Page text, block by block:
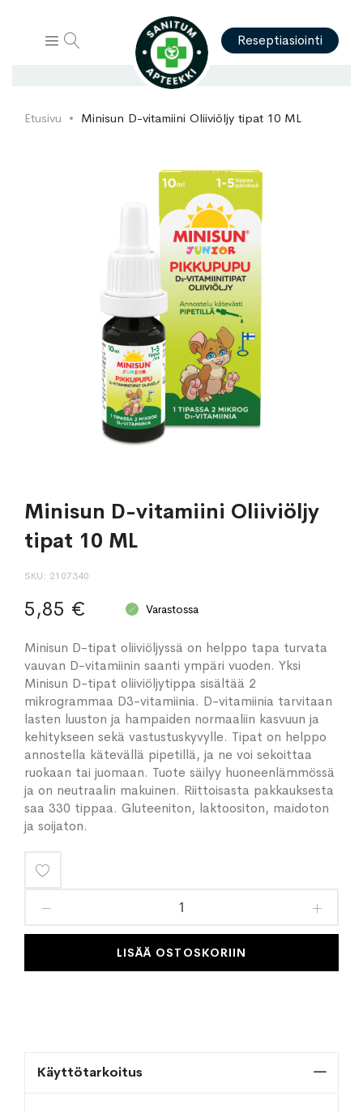
Reseptiasiointi
Etusivu Minisun D-vitamiini Oliiviöljy tipat 10 ML
Minisun D-vitamiini Oliiviöljy
tipat 10 ML
SKU 2107340
5,85 € Varastossa
Minisun D-tipat oliiviöljyssä on helppo tapa turvata
vauvan D-vitamiinin saanti ympäri vuoden. Yksi
Minisun D-tipat oliiviöljytippa sisältää 2
mikrogrammaa D3-vitamiinia. D-vitamiinia tarvitaan
lasten luuston ja hampaiden normaaliin kasvuun ja
kehitykseen sekä vastustuskyvylle. Tipat on helppo
annostella kätevällä pipetillä, ja ne voi sekoittaa
ruokaan tai juomaan. Tuote säilyy huoneenlämmössä
ja on neutraalin makuinen. Riittoisasta pakkauksesta
saa 330 tippaa. Gluteeniton, laktoositon, maidoton
ja soijaton.
toivelistaan
LISÄÄ OSTOSKORIIN
Käyttötarkoitus